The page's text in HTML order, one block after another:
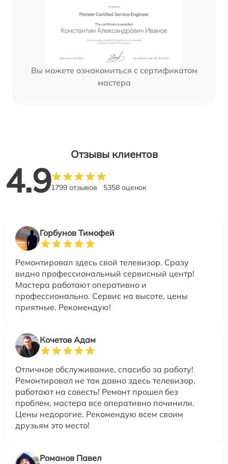
Вы можете ознакомиться с сертификатом
мастера
Отзывы клиентов
4.91799 отзывов 5358 оценок
Горбунов Тимофей
Ремонтировал здесь свой телевизор. Сразу
видно профессиональный сервисный центр!
Мастера работают оперативно и
профессионально. Сервис на высоте, цены
приятные. Рекомендую!
Кочетов Адам
Отличное обслуживание, спасибо за работу!
Ремонтировал не так давно здесь телевизор,
работают на совесть! Ремонт прошел без
проблем, мастера все оперативно починили.
Цены недорогие. Рекомендую всем своим
друзьям это место!
Романов Павел